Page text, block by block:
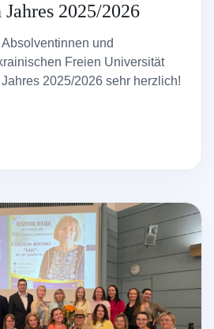
2025/2026
und
Freien Universität
2025/2026 sehr herzlich!